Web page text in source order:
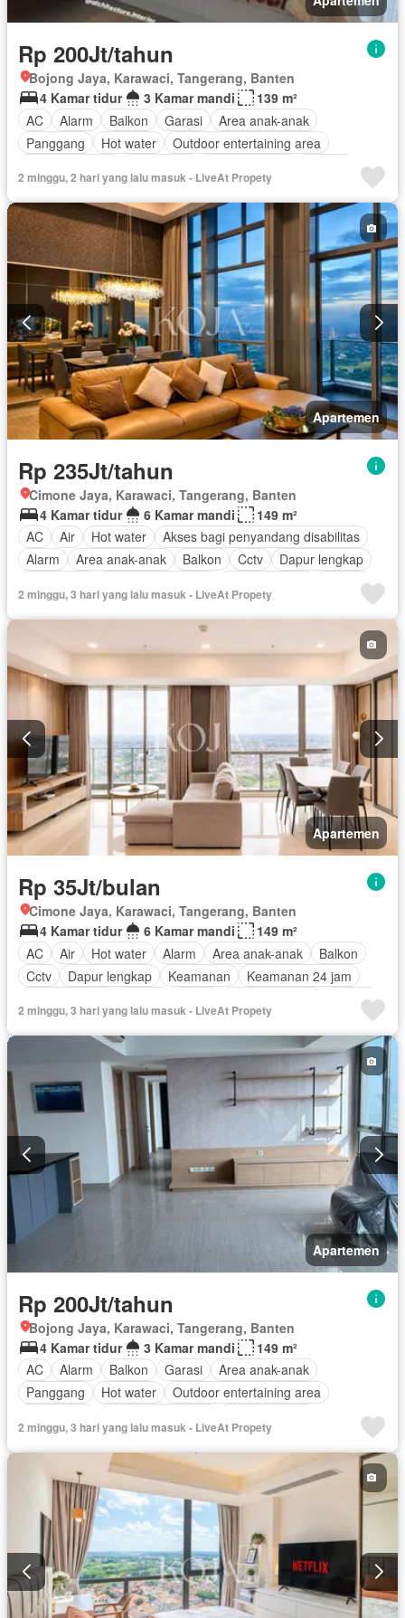
Rp 200Jt/tahun
Bojong Jaya, Karawaci, Tangerang, Banten
4 Kamar tidur
3 Kamar mandi
139 m²
AC
Alarm Balkon Garasi
Area anak-anak
Panggang
Hot water
Outdoor entertaining area
Berperabot lengkap
2 minggu, 2 hari yang lalu masuk - LiveAt Propety
Apartemen
Rp 235Jt/tahun
Cimone Jaya, Karawaci, Tangerang, Banten
4 Kamar tidur
6 Kamar mandi
149 m²
AC
Air Hot water
Akses bagi penyandang disabilitas
Alarm
Area anak-anak Balkon Cctv
Dapur lengkap
Angkat
Listrik
Fully fenced Secure parking Taman
Berperabot lengkap
2 minggu, 3 hari yang lalu masuk - LiveAt Propety
Apartemen
Rp 35Jt/bulan
Cimone Jaya, Karawaci, Tangerang, Banten
4 Kamar tidur
6 Kamar mandi
149 m²
AC
Air Hot water Alarm Area anak-anak
Balkon
Cctv
Dapur lengkap Keamanan
Keamanan 24 jam
Taman
Televisi
Garasi Teras Berperabot lengkap
2 minggu, 3 hari yang lalu masuk - LiveAt Propety
Apartemen
Rp 200Jt/tahun
Bojong Jaya, Karawaci, Tangerang, Banten
4 Kamar tidur
3 Kamar mandi
149 m²
AC
Alarm Balkon Garasi
Area anak-anak
Panggang
Hot water
Outdoor entertaining area
Lapangan tenis
Sebagian perabotan
2 minggu, 3 hari yang lalu masuk - LiveAt Propety